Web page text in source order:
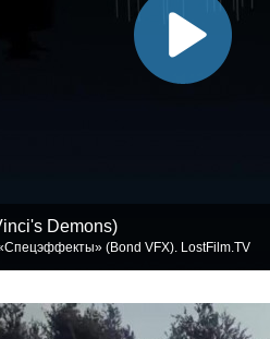
Demons)
(Bond VFX). LostFilm.TV